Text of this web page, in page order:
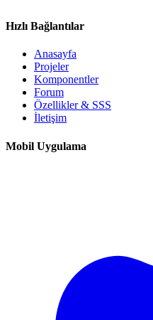
Hızlı Bağlantılar
Anasayfa
Projeler
Komponentler
Forum
Özellikler & SSS
İletişim
Mobil Uygulama